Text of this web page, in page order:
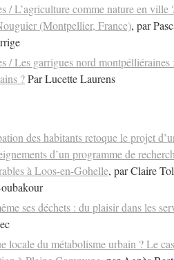
/ L’agriculture comme nature en ville
(Montpellier, France), par
/ Les garrigues nord montpélliéraines
?Par Lucette Laurens
des habitants retoque le projet
d’un programme de
à Loos-en-Gohelle, par Claire
ses déchets : du plaisir dans les
locale du métabolisme urbain ? Le